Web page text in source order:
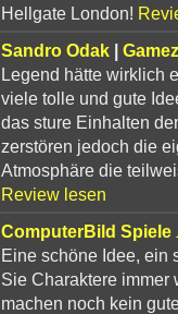
Hellgate London!
Sandro Odak|
Legend hätte wirklich
viele tolle und gute
das sture Einhalten
zerstören jedoch die
Atmosphäre die
Review lesen
ComputerBild Spiele
Eine schöne Idee, ein
Sie Charaktere immer
machen noch kein